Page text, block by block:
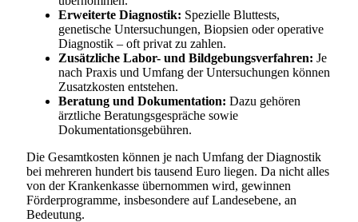
Erweiterte Diagnostik: Spezielle Bluttests,
genetische Untersuchungen, Biopsien oder operative
Diagnostik – oft privat zu zahlen.
Zusätzliche Labor- und Bildgebungsverfahren: Je
nach Praxis und Umfang der Untersuchungen können
Zusatzkosten entstehen.
Beratung und Dokumentation: Dazu gehören
ärztliche Beratungsgespräche sowie
Dokumentationsgebühren.
Die Gesamtkosten können je nach Umfang der Diagnostik
bei mehreren hundert bis tausend Euro liegen. Da nicht alles
von der Krankenkasse übernommen wird, gewinnen
Förderprogramme, insbesondere auf Landesebene, an
Bedeutung.